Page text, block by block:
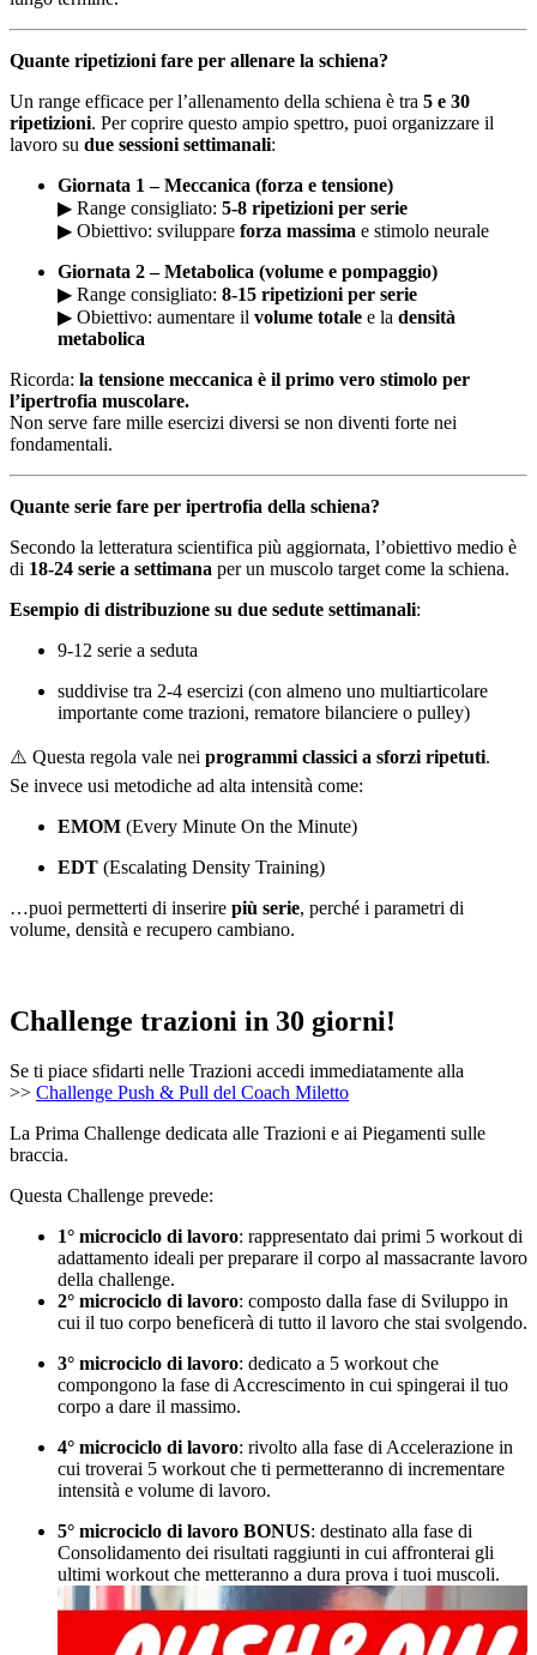
Quante ripetizioni fare per allenare la schiena?
Un range efficace per l’allenamento della schiena è tra 5 e 30
ripetizioni. Per coprire questo ampio spettro, puoi organizzare il
lavoro su due sessioni settimanali:
Giornata 1 – Meccanica (forza e tensione)
▶ Range consigliato: 5-8 ripetizioni per serie
▶ Obiettivo: sviluppare forza massima e stimolo neurale
Giornata 2 – Metabolica (volume e pompaggio)
▶ Range consigliato: 8-15 ripetizioni per serie
▶ Obiettivo: aumentare il volume totale e la densità
metabolica
Ricorda: la tensione meccanica è il primo vero stimolo per
l’ipertrofia muscolare.
Non serve fare mille esercizi diversi se non diventi forte nei
fondamentali.
Quante serie fare per ipertrofia della schiena?
Secondo la letteratura scientifica più aggiornata, l’obiettivo medio è
di 18-24 serie a settimana per un muscolo target come la schiena.
Esempio di distribuzione su due sedute settimanali:
9-12 serie a seduta
suddivise tra 2-4 esercizi (con almeno uno multiarticolare
importante come trazioni, rematore bilanciere o pulley)
⚠️ Questa regola vale nei programmi classici a sforzi ripetuti.
Se invece usi metodiche ad alta intensità come:
EMOM (Every Minute On the Minute)
EDT (Escalating Density Training)
…puoi permetterti di inserire più serie, perché i parametri di
volume, densità e recupero cambiano.
Challenge trazioni in 30 giorni!
Se ti piace sfidarti nelle Trazioni accedi immediatamente alla
>> Challenge Push & Pull del Coach Miletto
La Prima Challenge dedicata alle Trazioni e ai Piegamenti sulle
braccia.
Questa Challenge prevede:
1° microciclo di lavoro: rappresentato dai primi 5 workout di
adattamento ideali per preparare il corpo al massacrante lavoro
della challenge.
2° microciclo di lavoro: composto dalla fase di Sviluppo in
cui il tuo corpo beneficerà di tutto il lavoro che stai svolgendo.
3° microciclo di lavoro: dedicato a 5 workout che
compongono la fase di Accrescimento in cui spingerai il tuo
corpo a dare il massimo.
4° microciclo di lavoro: rivolto alla fase di Accelerazione in
cui troverai 5 workout che ti permetteranno di incrementare
intensità e volume di lavoro.
5° microciclo di lavoro BONUS: destinato alla fase di
Consolidamento dei risultati raggiunti in cui affronterai gli
ultimi workout che metteranno a dura prova i tuoi muscoli.